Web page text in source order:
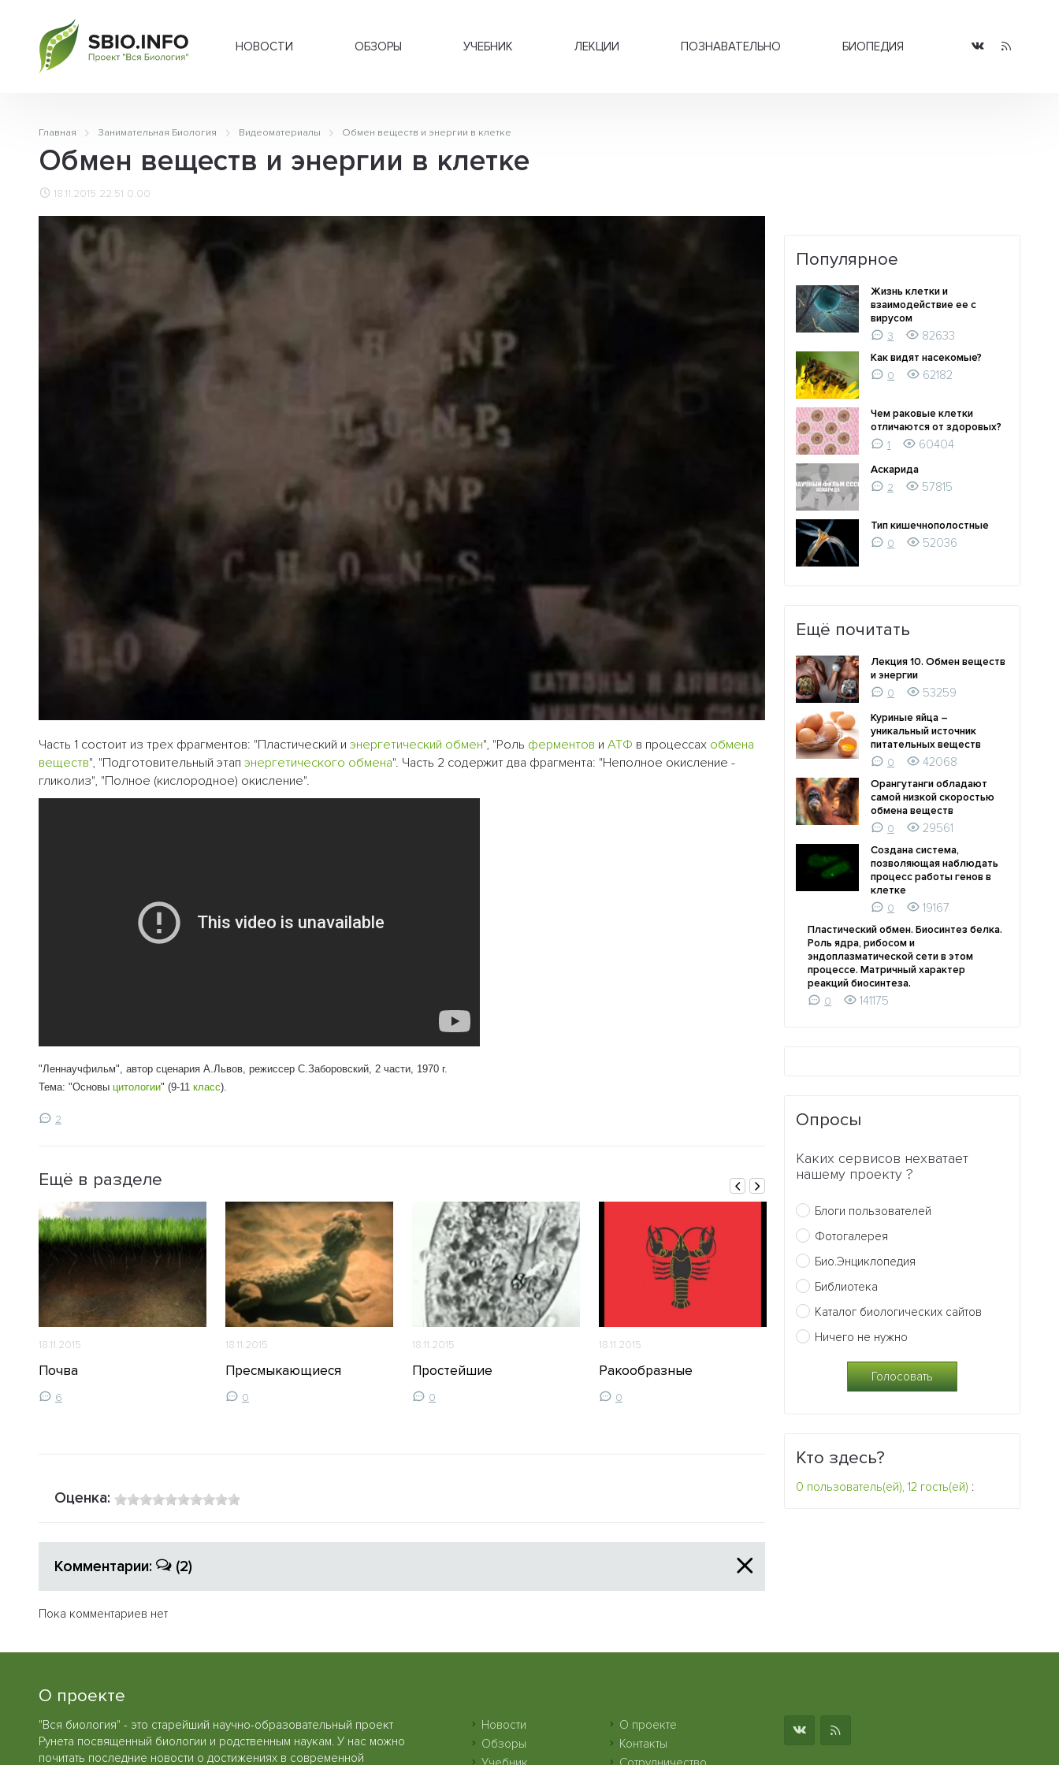
НОВОСТИ ОБЗОРЫ УЧЕБНИК ЛЕКЦИИ ПОЗНАВАТЕЛЬНО БИОПЕДИЯ
Главная Занимательная Биология Видеоматериалы Обмен веществ и энергии в клетке
Обмен веществ и энергии в клетке
18.11.2015 22:51 0.00
Часть 1 состоит из трех фрагментов: "Пластический и энергетический обмен", "Роль ферментов и АТФ в процессах обмена
веществ", "Подготовительный этап энергетического обмена". Часть 2 содержит два фрагмента: "Неполное окисление -
гликолиз", "Полное (кислородное) окисление".
"Леннаучфильм", автор сценария А.Львов, режиссер С.Заборовский, 2 части, 1970 г.
Тема: "Основы цитологии" (9-11 класс).
2
Ещё в разделе
18.11.2015
Почва
6
18.11.2015
Пресмыкающиеся
0
18.11.2015
Простейшие
0
18.11.2015
Ракообразные
0
18.11.2015
Тип кишечнополостные
Оценка:
Комментарии: (2)
Пока комментариев нет
Популярное
Жизнь клетки и
взаимодействие ее с
вирусом
3
82633
Как видят насекомые?
0
62182
Чем раковые клетки
отличаются от здоровых?
1
60404
Аскарида
2
57815
Тип кишечнополостные
0
52036
Ещё почитать
Лекция 10. Обмен веществ
и энергии
0
53259
Куриные яйца –
уникальный источник
питательных веществ
0
42068
Орангутанги обладают
самой низкой скоростью
обмена веществ
0
29561
Создана система,
позволяющая наблюдать
процесс работы генов в
клетке
0
19167
Пластический обмен. Биосинтез белка.
Роль ядра, рибосом и
эндоплазматической сети в этом
процессе. Матричный характер
реакций биосинтеза.
0
141175
Опросы
Каких сервисов нехватает
нашему проекту ?
Блоги пользователей
Фотогалерея
Био.Энциклопедия
Библиотека
Каталог биологических сайтов
Ничего не нужно
Кто здесь?
0 пользователь(ей), 12 гость(ей) :
О проекте
"Вся биология" - это старейший научно-образовательный проект
Рунета посвященный биологии и родственным наукам. У нас можно
почитать последние новости о достижениях в современной
Новости
Обзоры
О проекте
Контакты